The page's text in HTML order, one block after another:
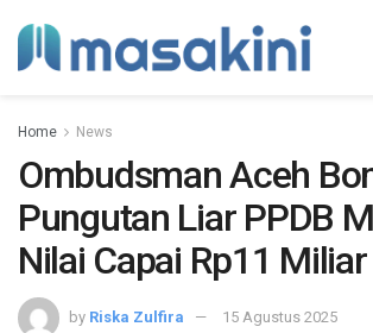
Home News
Ombudsman Aceh
Pungutan Liar PPDB
Nilai Capai Rp11 Miliar
by Riska Zulfira 15 Agustus 2025